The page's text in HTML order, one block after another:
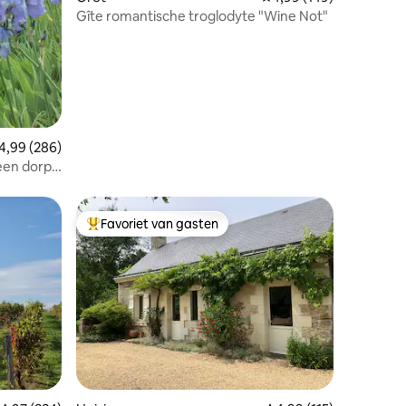
beoordeling van 4,99 op 5, 286 recensies
(286)
dorp
Gîte romantische troglodyte "Wine Not"
Topfavoriet van gasten
Favoriet van gasten